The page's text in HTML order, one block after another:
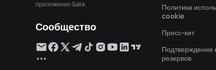
приложение Gate
Сообщество
Политика
cookie
Пресс-кит
Подтверждение
резервов